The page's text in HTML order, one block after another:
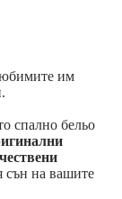
им
спално бельо
сън на вашите